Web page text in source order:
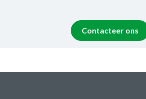
Contacteer ons